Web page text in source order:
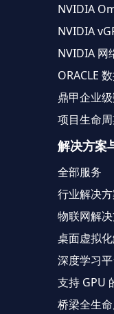
NVIDIA
NVIDIA
NVIDIA 网
ORACLE
鼎甲企业
项目生命
解决方案
全部服务
行业解决
物联网解
桌面虚拟
深度学习
支持 GPU
桥梁全生